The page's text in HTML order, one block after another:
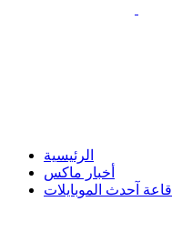
الرئيسية
أخبار ماكس
قاعة آحدث الموبايلات